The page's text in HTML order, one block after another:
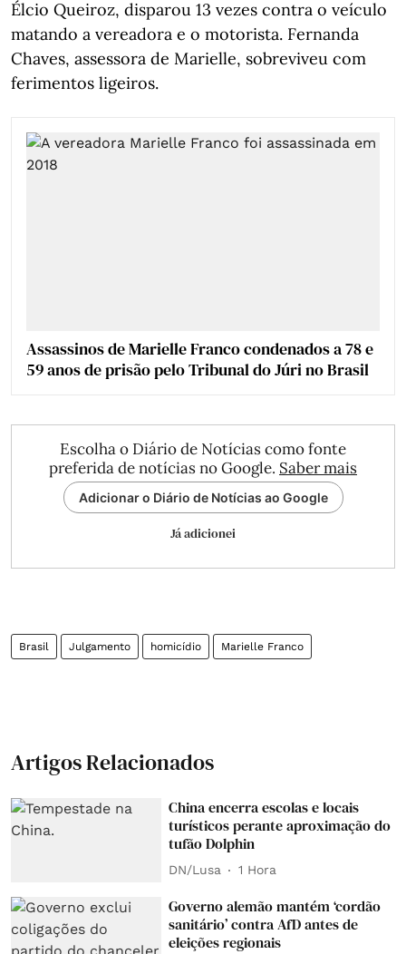
Élcio Queiroz, disparou 13 vezes contra o veículo
matando a vereadora e o motorista. Fernanda
Chaves, assessora de Marielle, sobreviveu com
ferimentos ligeiros.
Assassinos de Marielle Franco condenados a 78 e
59 anos de prisão pelo Tribunal do Júri no Brasil
Escolha o Diário de Notícias como fonte
preferida de notícias no Google. Saber mais
Adicionar o Diário de Notícias ao Google
Já adicionei
Brasil Julgamento homicídio Marielle Franco
Artigos Relacionados
China encerra escolas e locais
turísticos perante aproximação do
tufão Dolphin
DN/Lusa 1 Hora
Governo alemão mantém ‘cordão
sanitário’ contra AfD antes de
eleições regionais